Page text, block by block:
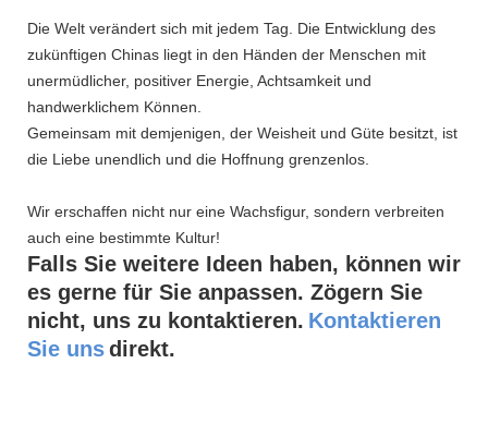
Die Welt verändert sich mit jedem Tag. Die Entwicklung des
zukünftigen Chinas liegt in den Händen der Menschen mit
unermüdlicher, positiver Energie, Achtsamkeit und
handwerklichem Können.
Gemeinsam mit demjenigen, der Weisheit und Güte besitzt, ist
die Liebe unendlich und die Hoffnung grenzenlos.
Wir erschaffen nicht nur eine Wachsfigur, sondern verbreiten
auch eine bestimmte Kultur!
Falls Sie weitere Ideen haben, können wir
es gerne für Sie anpassen. Zögern Sie
nicht, uns zu kontaktieren. Kontaktieren
Sie unsdirekt.